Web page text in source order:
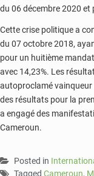
du 06 décembre 2020 et
Cette crise politique a
du 07 octobre 2018,
pour un huitième
avec 14,23%. Les
autoproclamé
des résultats pour la
a engagé des
Cameroun.
Posted in
Tagged Cameroun,